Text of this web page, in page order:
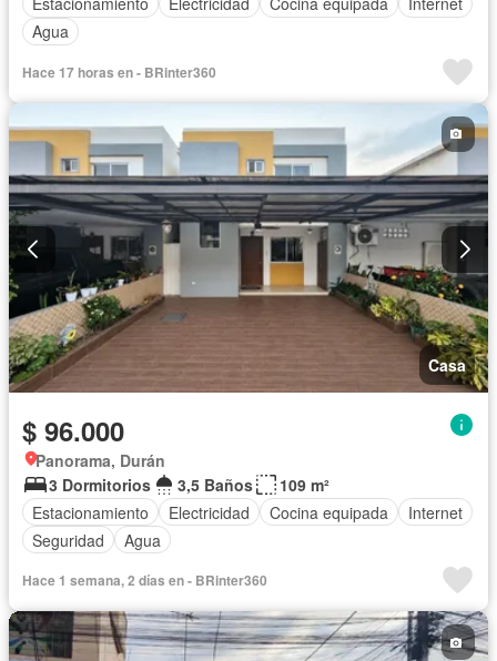
Agua
Hace 17 horas en - BRinter360
Casa
$ 96.000
Panorama, Durán
3 Dormitorios
3,5 Baños
109 m²
Estacionamiento
Electricidad Cocina equipada
Internet
Seguridad
Agua
Hace 1 semana, 2 días en - BRinter360